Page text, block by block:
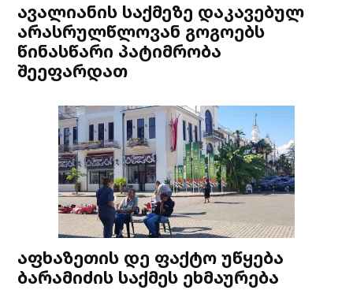
ავალიანის საქმეზე დაკავებულ
არასრულწლოვან გოგოებს
წინასწარი პატიმრობა
შეეფარდათ
აფხაზეთის დე ფაქტო უწყება
ბარამიძის საქმეს ეხმაურება